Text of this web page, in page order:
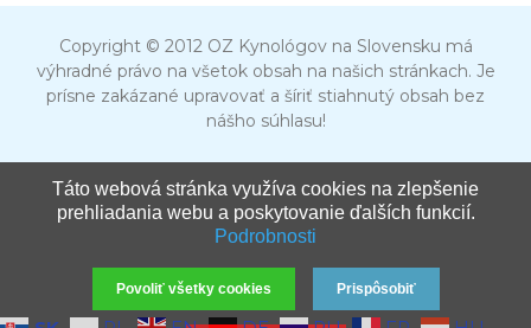
Copyright © 2012 OZ Kynológov na Slovensku má
výhradné právo na všetok obsah na našich stránkach. Je
prísne zakázané upravovať a šíriť stiahnutý obsah bez
nášho súhlasu!
Táto webová stránka využíva cookies na zlepšenie
prehliadania webu a poskytovanie ďalších funkcií.
Podrobnosti
Povoliť všetky cookies Prispôsobiť